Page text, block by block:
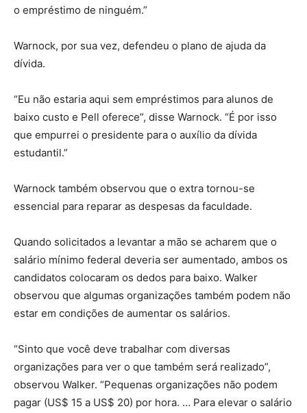
o empréstimo de ninguém.”
Warnock, por sua vez, defendeu o plano de ajuda da
dívida.
“Eu não estaria aqui sem empréstimos para alunos de
baixo custo e Pell oferece”, disse Warnock. “É por isso
que empurrei o presidente para o auxílio da dívida
estudantil.”
Warnock também observou que o extra tornou-se
essencial para reparar as despesas da faculdade.
Quando solicitados a levantar a mão se acharem que o
salário mínimo federal deveria ser aumentado, ambos os
candidatos colocaram os dedos para baixo. Walker
observou que algumas organizações também podem não
estar em condições de aumentar os salários.
“Sinto que você deve trabalhar com diversas
organizações para ver o que também será realizado”,
observou Walker. “Pequenas organizações não podem
pagar (US$ 15 a US$ 20) por hora. … Para elevar o salário